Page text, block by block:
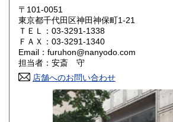
岡山県
山口県 440円
香川県
高知県 440円
440円 長崎県
〒101-0051
東京都千代田区神田神保町1-21
ＴＥＬ：03-3291-1338
ＦＡＸ：03-3291-1340
Email：furuhon@nanyodo.com
担当者：安斎 守
店舗へのお問い合わせ